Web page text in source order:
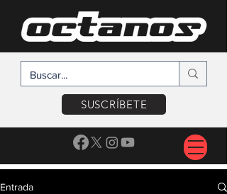
SUSCRÍBETE
Entrada